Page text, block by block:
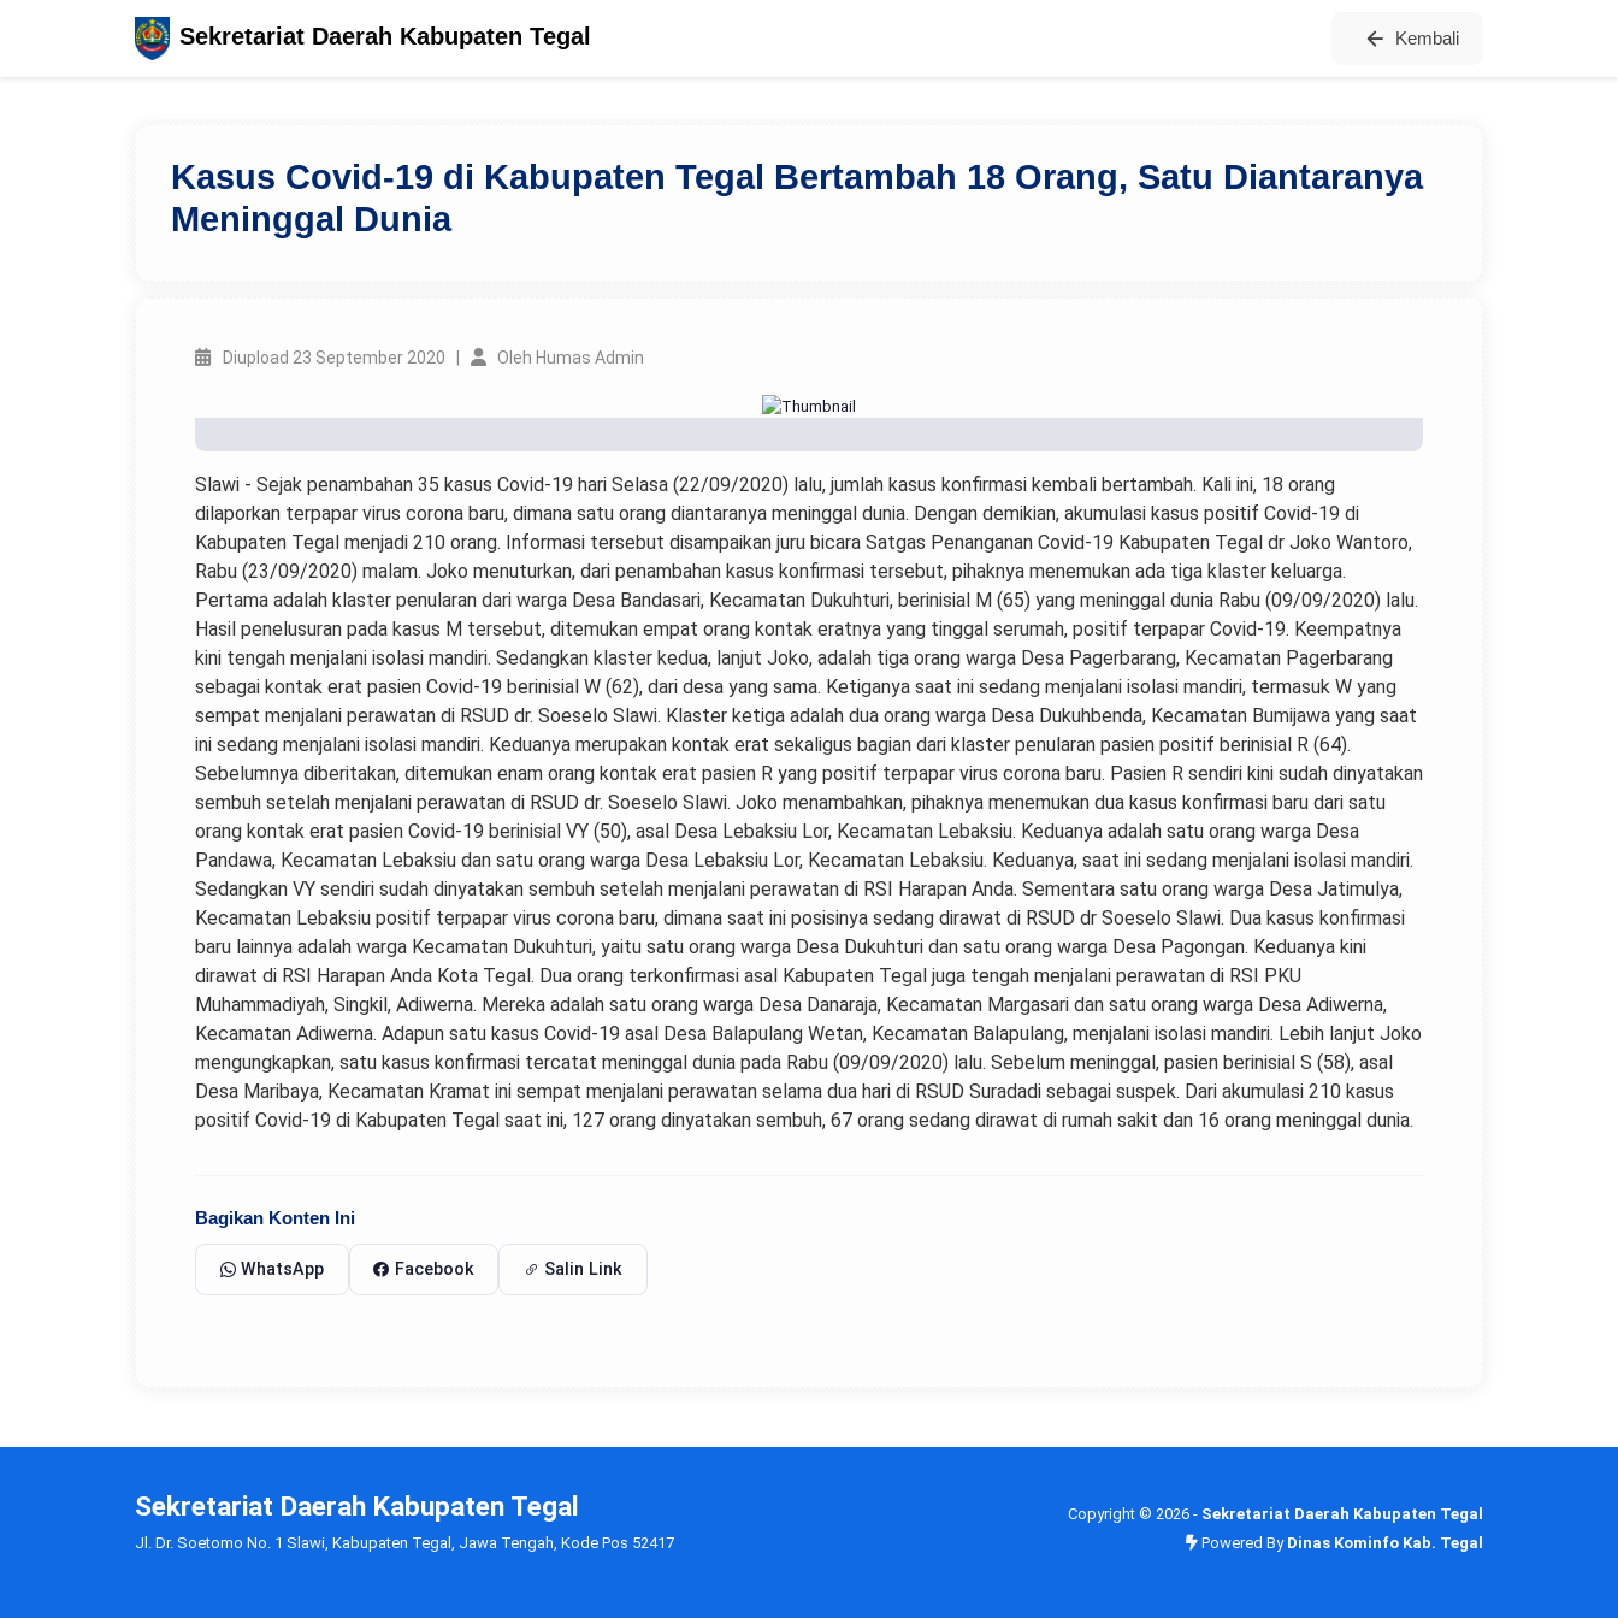
Sekretariat Daerah Kabupaten Tegal Kembali
Kasus Covid-19 di Kabupaten Tegal Bertambah 18 Orang, Satu Diantaranya
Meninggal Dunia
Diupload 23 September 2020 | Oleh Humas Admin
Slawi - Sejak penambahan 35 kasus Covid-19 hari Selasa (22/09/2020) lalu, jumlah kasus konfirmasi kembali bertambah. Kali ini, 18 orang
dilaporkan terpapar virus corona baru, dimana satu orang diantaranya meninggal dunia. Dengan demikian, akumulasi kasus positif Covid-19 di
Kabupaten Tegal menjadi 210 orang. Informasi tersebut disampaikan juru bicara Satgas Penanganan Covid-19 Kabupaten Tegal dr Joko Wantoro,
Rabu (23/09/2020) malam. Joko menuturkan, dari penambahan kasus konfirmasi tersebut, pihaknya menemukan ada tiga klaster keluarga.
Pertama adalah klaster penularan dari warga Desa Bandasari, Kecamatan Dukuhturi, berinisial M (65) yang meninggal dunia Rabu (09/09/2020) lalu.
Hasil penelusuran pada kasus M tersebut, ditemukan empat orang kontak eratnya yang tinggal serumah, positif terpapar Covid-19. Keempatnya
kini tengah menjalani isolasi mandiri. Sedangkan klaster kedua, lanjut Joko, adalah tiga orang warga Desa Pagerbarang, Kecamatan Pagerbarang
sebagai kontak erat pasien Covid-19 berinisial W (62), dari desa yang sama. Ketiganya saat ini sedang menjalani isolasi mandiri, termasuk W yang
sempat menjalani perawatan di RSUD dr. Soeselo Slawi. Klaster ketiga adalah dua orang warga Desa Dukuhbenda, Kecamatan Bumijawa yang saat
ini sedang menjalani isolasi mandiri. Keduanya merupakan kontak erat sekaligus bagian dari klaster penularan pasien positif berinisial R (64).
Sebelumnya diberitakan, ditemukan enam orang kontak erat pasien R yang positif terpapar virus corona baru. Pasien R sendiri kini sudah dinyatakan
sembuh setelah menjalani perawatan di RSUD dr. Soeselo Slawi. Joko menambahkan, pihaknya menemukan dua kasus konfirmasi baru dari satu
orang kontak erat pasien Covid-19 berinisial VY (50), asal Desa Lebaksiu Lor, Kecamatan Lebaksiu. Keduanya adalah satu orang warga Desa
Pandawa, Kecamatan Lebaksiu dan satu orang warga Desa Lebaksiu Lor, Kecamatan Lebaksiu. Keduanya, saat ini sedang menjalani isolasi mandiri.
Sedangkan VY sendiri sudah dinyatakan sembuh setelah menjalani perawatan di RSI Harapan Anda. Sementara satu orang warga Desa Jatimulya,
Kecamatan Lebaksiu positif terpapar virus corona baru, dimana saat ini posisinya sedang dirawat di RSUD dr Soeselo Slawi. Dua kasus konfirmasi
baru lainnya adalah warga Kecamatan Dukuhturi, yaitu satu orang warga Desa Dukuhturi dan satu orang warga Desa Pagongan. Keduanya kini
dirawat di RSI Harapan Anda Kota Tegal. Dua orang terkonfirmasi asal Kabupaten Tegal juga tengah menjalani perawatan di RSI PKU
Muhammadiyah, Singkil, Adiwerna. Mereka adalah satu orang warga Desa Danaraja, Kecamatan Margasari dan satu orang warga Desa Adiwerna,
Kecamatan Adiwerna. Adapun satu kasus Covid-19 asal Desa Balapulang Wetan, Kecamatan Balapulang, menjalani isolasi mandiri. Lebih lanjut Joko
mengungkapkan, satu kasus konfirmasi tercatat meninggal dunia pada Rabu (09/09/2020) lalu. Sebelum meninggal, pasien berinisial S (58), asal
Desa Maribaya, Kecamatan Kramat ini sempat menjalani perawatan selama dua hari di RSUD Suradadi sebagai suspek. Dari akumulasi 210 kasus
positif Covid-19 di Kabupaten Tegal saat ini, 127 orang dinyatakan sembuh, 67 orang sedang dirawat di rumah sakit dan 16 orang meninggal dunia.
Bagikan Konten Ini
WhatsApp Facebook Salin Link
Sekretariat Daerah Kabupaten Tegal
Jl. Dr. Soetomo No. 1 Slawi, Kabupaten Tegal, Jawa Tengah, Kode Pos 52417
Copyright © 2026 - Sekretariat Daerah Kabupaten Tegal
Powered By Dinas Kominfo Kab. Tegal